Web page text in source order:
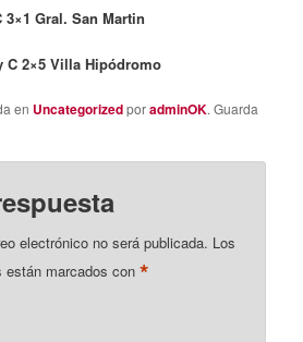
3×1 Gral. San Martin
C 2×5 Villa Hipódromo
en UncategorizedporadminOK. Guarda
electrónico no será publicada. Los
están marcados con*